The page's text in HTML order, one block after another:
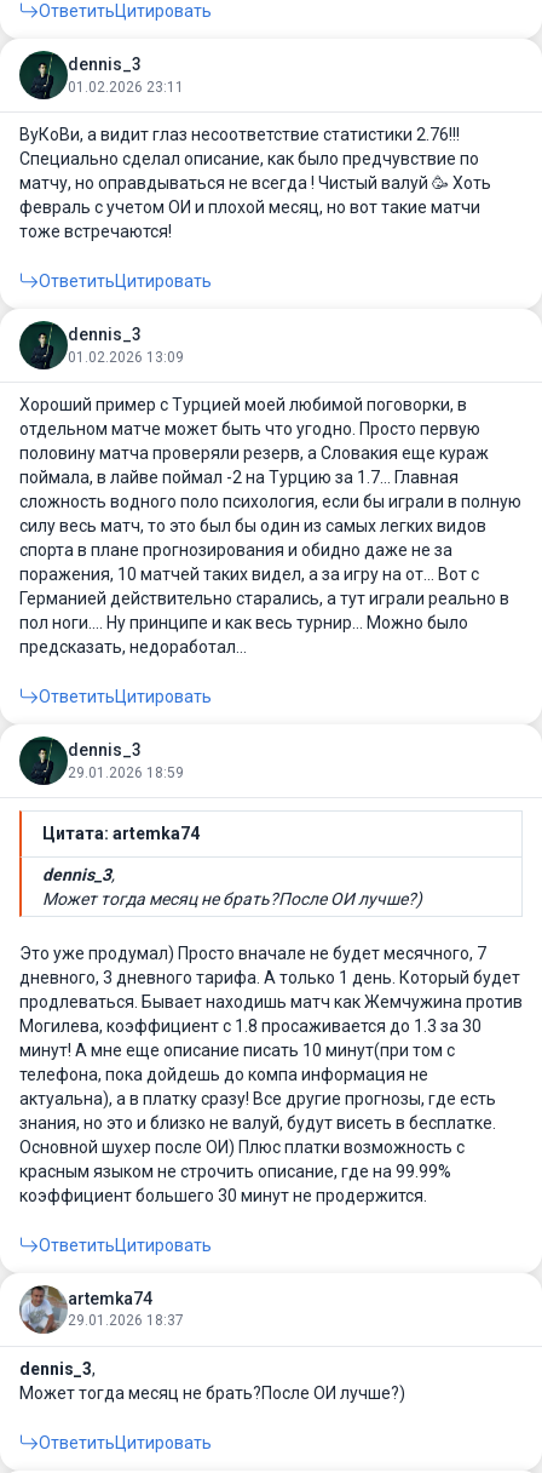
ОтветитьЦитировать
dennis_3
01.02.2026 23:11
ВуКоВи, а видит глаз несоответствие статистики 2.76!!!
Специально сделал описание, как было предчувствие по
матчу, но оправдываться не всегда ! Чистый валуй 🥳 Хоть
февраль с учетом ОИ и плохой месяц, но вот такие матчи
тоже встречаются!
ОтветитьЦитировать
dennis_3
01.02.2026 13:09
Хороший пример с Турцией моей любимой поговорки, в
отдельном матче может быть что угодно. Просто первую
половину матча проверяли резерв, а Словакия еще кураж
поймала, в лайве поймал -2 на Турцию за 1.7… Главная
сложность водного поло психология, если бы играли в полную
силу весь матч, то это был бы один из самых легких видов
спорта в плане прогнозирования и обидно даже не за
поражения, 10 матчей таких видел, а за игру на от… Вот с
Германией действительно старались, а тут играли реально в
пол ноги…. Ну принципе и как весь турнир… Можно было
предсказать, недоработал…
ОтветитьЦитировать
dennis_3
29.01.2026 18:59
Цитата: artemka74
dennis_3,
Может тогда месяц не брать?После ОИ лучше?)
Это уже продумал) Просто вначале не будет месячного, 7
дневного, 3 дневного тарифа. А только 1 день. Который будет
продлеваться. Бывает находишь матч как Жемчужина против
Могилева, коэффициент с 1.8 просаживается до 1.3 за 30
минут! А мне еще описание писать 10 минут(при том с
телефона, пока дойдешь до компа информация не
актуальна), а в платку сразу! Все другие прогнозы, где есть
знания, но это и близко не валуй, будут висеть в бесплатке.
Основной шухер после ОИ) Плюс платки возможность с
красным языком не строчить описание, где на 99.99%
коэффициент большего 30 минут не продержится.
ОтветитьЦитировать
artemka74
29.01.2026 18:37
dennis_3,
Может тогда месяц не брать?После ОИ лучше?)
ОтветитьЦитировать